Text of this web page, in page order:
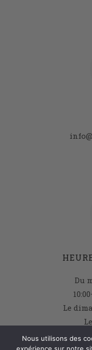
Du
Le
Nous utilisons des